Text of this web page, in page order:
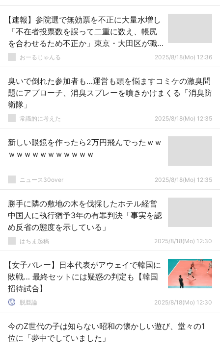
【速報】参院選で無効票を不正に大量水増し
「不在者投票数を誤って二重に数え、帳尻
を合わせるため不正か」東京・大田区が職
員を警視庁に告発
おーるじゃんる 2025/8/18(Mo) 12:36
臭いで倒れた参加者も…運営も頭を悩ますコミケの激臭問
題にアプローチ、消臭スプレーを噴きかけまくる「消臭防
衛隊」
常識的に考えた 2025/8/18(Mo) 12:35
新しい眼鏡を作ったら2万円飛んでったｗｗ
ｗｗｗｗｗｗｗｗｗｗｗ
ニュース30over 2025/8/18(Mo) 12:35
勝手に隣の敷地の木を伐採したホテル経営
中国人に執行猶予3年の有罪判決「事実を認
め反省の態度を示している」
はちま起稿 2025/8/18(Mo) 12:30
【女子バレー】日本代表がアウェイで韓国に
敗戦… 最終セットには疑惑の判定も【韓国
招待試合】
脱亜論 2025/8/18(Mo) 12:30
今のZ世代の子は知らない昭和の懐かしい遊び、堂々の1
位に「夢中でしていました」